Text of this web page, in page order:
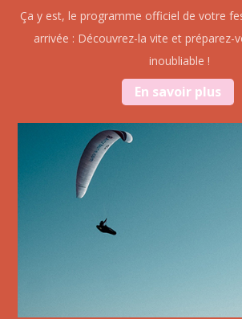
Ça y est, le programme officiel de votre
arrivée : Découvrez-la vite et préparez-
inoubliable !
En savoir plus